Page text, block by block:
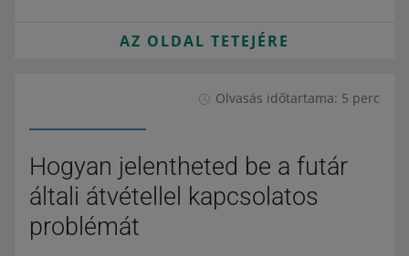
AZ OLDAL TETEJÉRE
Olvasás időtartama: 5 perc
Hogyan jelentheted be a futár
általi átvétellel kapcsolatos
problémát